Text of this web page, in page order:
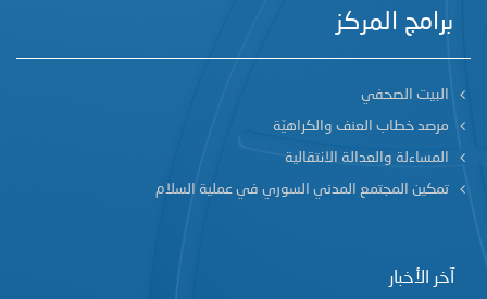
برامج المركز
البيت الصحفي
مرصد خطاب العنف والكراهيّة
المساءلة والعدالة الانتقالية
تمكين المجتمع المدني السوري في عملية السلام
آخر الأخبار